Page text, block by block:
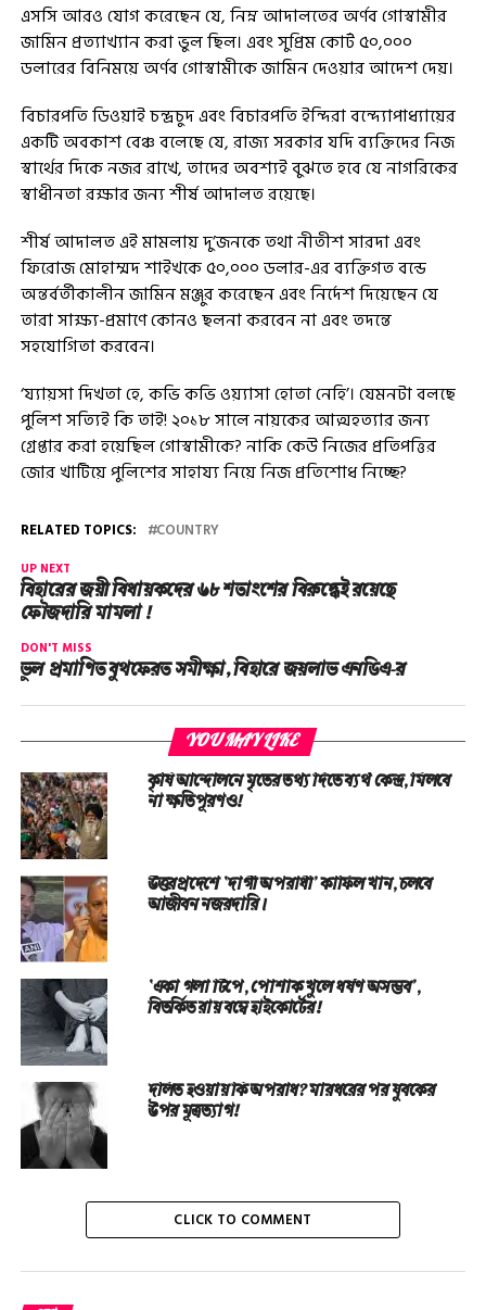
এসসি আরও যোগ করেছেন যে, নিম্ন আদালতের অর্ণব গোস্বামীর
জামিন প্রত্যাখ্যান করা ভুল ছিল। এবং সুপ্রিম কোর্ট ৫০,০০০
ডলারের বিনিময়ে অর্ণব গোস্বামীকে জামিন দেওয়ার আদেশ দেয়।
বিচারপতি ডিওয়াই চন্দ্রচুদ এবং বিচারপতি ইন্দিরা বন্দ্যোপাধ্যায়ের
একটি অবকাশ বেঞ্চ বলেছে যে, রাজ্য সরকার যদি ব্যক্তিদের নিজ
স্বার্থের দিকে নজর রাখে, তাদের অবশ্যই বুঝতে হবে যে নাগরিকের
স্বাধীনতা রক্ষার জন্য শীর্ষ আদালত রয়েছে।
শীর্ষ আদালত এই মামলায় দু’জনকে তথা নীতীশ সারদা এবং
ফিরোজ মোহাম্মদ শাইখকে ৫০,০০০ ডলার-এর ব্যক্তিগত বন্ডে
অন্তর্বর্তীকালীন জামিন মঞ্জুর করেছেন এবং নির্দেশ দিয়েছেন যে
তারা সাক্ষ্য-প্রমাণে কোনও ছলনা করবেন না এবং তদন্তে
সহযোগিতা করবেন।
‘য্যায়সা দিখতা হে, কভি কভি ওয়্যাসা হোতা নেহি’। যেমনটা বলছে
পুলিশ সত্যিই কি তাই! ২০১৮ সালে নায়কের আত্মহত্যার জন্য
গ্ৰেপ্তার করা হয়েছিল গোস্বামীকে? নাকি কেউ নিজের প্রতিপত্তির
জোর খাটিয়ে পুলিশের সাহায্য নিয়ে নিজ প্রতিশোধ নিচ্ছে?
RELATED TOPICS: COUNTRY
UP NEXT
বিহারের জয়ী বিধায়কদের ৬৮ শতাংশের বিরুদ্ধেই রয়েছে
ফৌজদারি মামলা !
DON'T MISS
ভুল প্রমাণিত বুথফেরত সমীক্ষা, বিহারে জয়লাভ এনডিএ-র
YOU MAY LIKE
কৃষি আন্দোলনে মৃতের তথ‌্য দিতে ব্যর্থ কেন্দ্র, মিলবে
না ক্ষতিপূরণও!
উত্তরপ্রদেশে ‘দাগী অপরাধী’ কাফিল খান, চলবে
আজীবন নজরদারি।
‘একা গলা টিপে, পোশাক খুলে ধর্ষণ অসম্ভব’,
বিতর্কিত রায় বম্বে হাইকোর্টের!
দলিত হওয়ায় কি অপরাধ? মারধরের পর যুবকের
উপর মূত্রত্যাগ!
CLICK TO COMMENT